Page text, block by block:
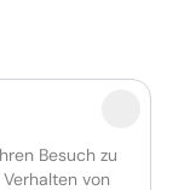
Besuch zu
von